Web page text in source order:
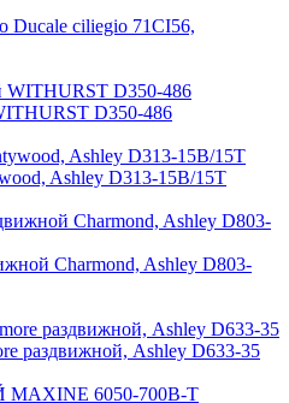
Ducale ciliegio 71CI56,
D350-486
Ashley D313-15B/15T
Charmond, Ashley D803-
раздвижной, Ashley D633-35